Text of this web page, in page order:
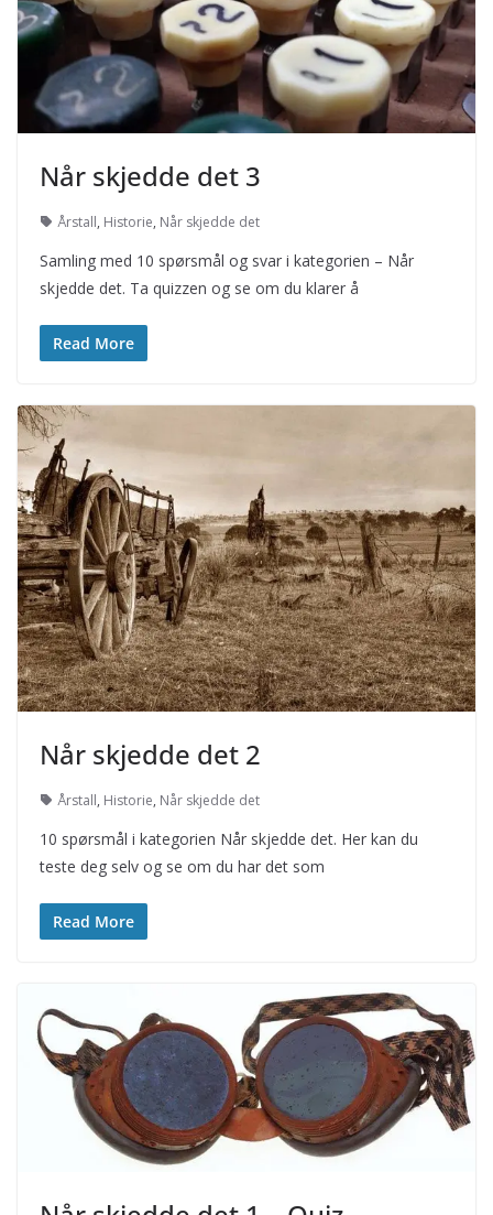
Når skjedde det 3
Årstall, Historie, Når skjedde det
Samling med 10 spørsmål og svar i kategorien – Når
skjedde det. Ta quizzen og se om du klarer å
Read More
Når skjedde det 2
Årstall, Historie, Når skjedde det
10 spørsmål i kategorien Når skjedde det. Her kan du
teste deg selv og se om du har det som
Read More